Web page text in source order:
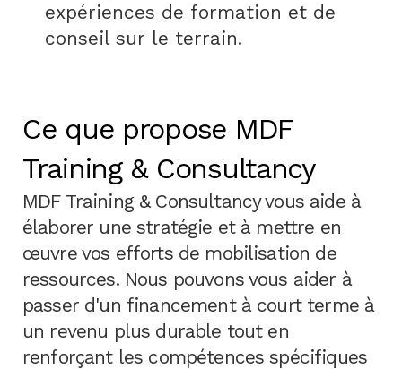
expériences de formation et de
conseil sur le terrain.
Ce que propose MDF
Training & Consultancy
MDF Training & Consultancy vous aide à
élaborer une stratégie et à mettre en
œuvre vos efforts de mobilisation de
ressources. Nous pouvons vous aider à
passer d'un financement à court terme à
un revenu plus durable tout en
renforçant les compétences spécifiques